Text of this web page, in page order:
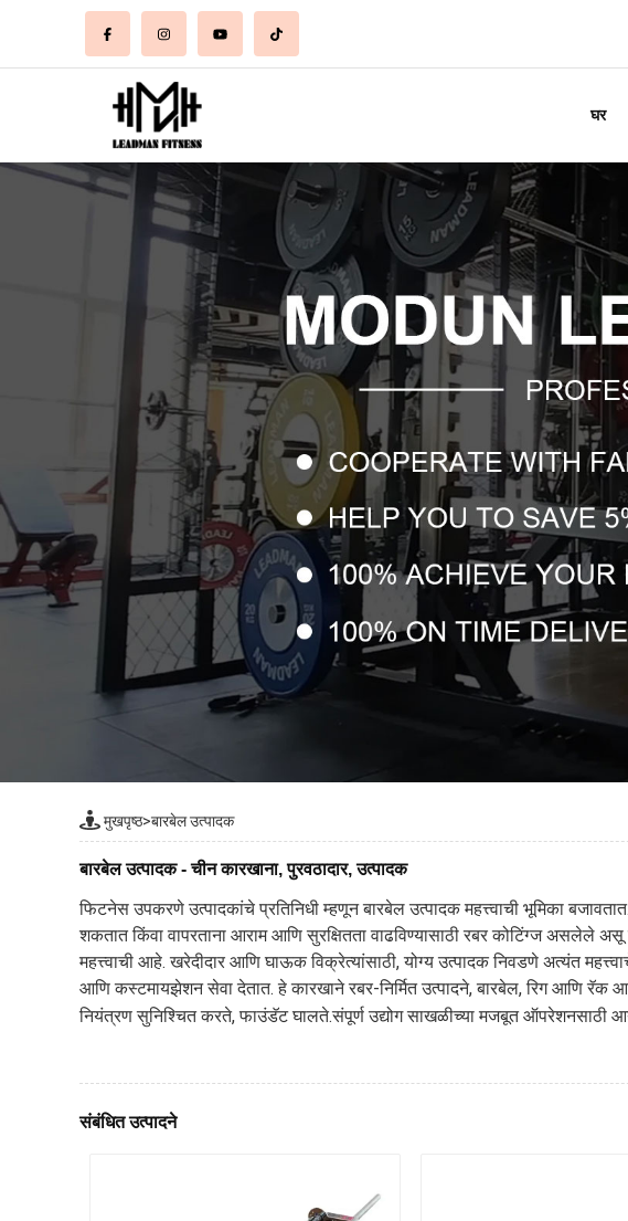
घर
मुखपृष्ठ>बारबेल उत्पादक
बारबेल उत्पादक - चीन कारखाना, पुरवठादार, उत्पादक
फिटनेस उपकरणे उत्पादकांचे प्रतिनिधी म्हणून बारबेल उत्पादक महत्त्वाची भूमिका
शकतात किंवा वापरताना आराम आणि सुरक्षितता वाढविण्यासाठी रबर कोटिंग्ज असलेले
महत्त्वाची आहे. खरेदीदार आणि घाऊक विक्रेत्यांसाठी, योग्य उत्पादक निवडणे अत्यंत
आणि कस्टमायझेशन सेवा देतात. हे कारखाने रबर-निर्मित उत्पादने, बारबेल, रिग आणि रॅक
नियंत्रण सुनिश्चित करते, फाउंडॅट घालते.संपूर्ण उद्योग साखळीच्या मजबूत ऑपरेशनसाठी
संबंधित उत्पादने